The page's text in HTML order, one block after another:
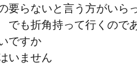
要らないと言う方がいら
でも折角持って行くので
いですか
いません